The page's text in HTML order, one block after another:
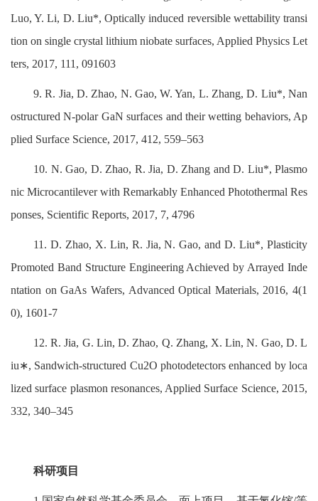
Luo, Y. Li, D. Liu*, Optically induced reversible wettability transi
tion on single crystal lithium niobate surfaces, Applied Physics Let
ters, 2017, 111, 091603
9. R. Jia, D. Zhao, N. Gao, W. Yan, L. Zhang, D. Liu*, Nan
ostructured N-polar GaN surfaces and their wetting behaviors, Ap
plied Surface Science, 2017, 412, 559–563
10. N. Gao, D. Zhao, R. Jia, D. Zhang and D. Liu*, Plasmo
nic Microcantilever with Remarkably Enhanced Photothermal Res
ponses, Scientific Reports, 2017, 7, 4796
11. D. Zhao, X. Lin, R. Jia, N. Gao, and D. Liu*, Plasticity
Promoted Band Structure Engineering Achieved by Arrayed Inde
ntation on GaAs Wafers, Advanced Optical Materials, 2016, 4(1
0), 1601-7
12. R. Jia, G. Lin, D. Zhao, Q. Zhang, X. Lin, N. Gao, D. L
iu∗, Sandwich-structured Cu2O photodetectors enhanced by loca
lized surface plasmon resonances, Applied Surface Science, 2015,
332, 340–345
科研项目